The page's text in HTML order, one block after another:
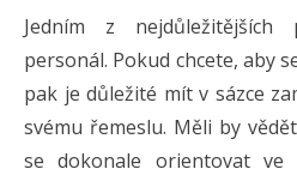
Jedním z
personál. Pokud chcete, aby
pak je důležité mít v sázce
svému řemeslu. Měli by
se dokonale orientovat ve